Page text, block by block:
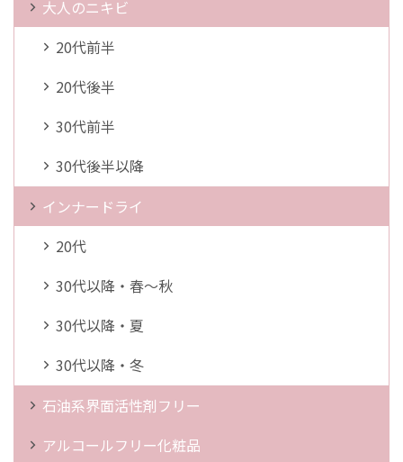
大人のニキビ
20代前半
20代後半
30代前半
30代後半以降
インナードライ
20代
30代以降・春～秋
30代以降・夏
30代以降・冬
石油系界面活性剤フリー
アルコールフリー化粧品